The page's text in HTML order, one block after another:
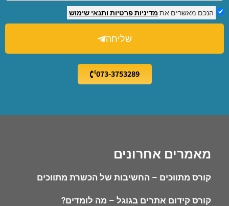
הנכם מאשרים את מדיניות פרטיות ותנאי שימוש
שליחה
073-3753289
מאמרים אחרונים
קורס מתווכים – החשיבות של הכשרת מתווכים
קורס קידום אתרים בגוגל – מה לומדים?